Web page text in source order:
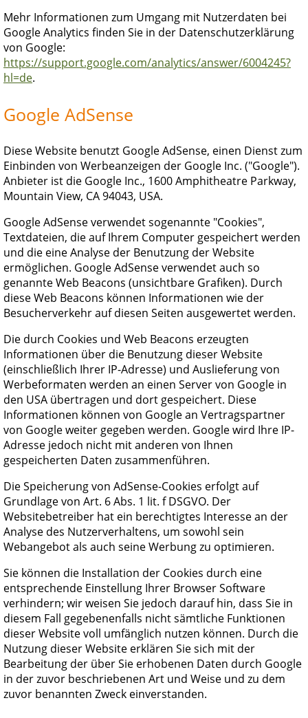
Mehr Informationen zum Umgang mit Nutzerdaten bei
Google Analytics finden Sie in der Datenschutzerklärung
von Google:
https://support.google.com/analytics/answer/6004245?
hl=de.
Google AdSense
Diese Website benutzt Google AdSense, einen Dienst zum
Einbinden von Werbeanzeigen der Google Inc. ("Google").
Anbieter ist die Google Inc., 1600 Amphitheatre Parkway,
Mountain View, CA 94043, USA.
Google AdSense verwendet sogenannte "Cookies",
Textdateien, die auf Ihrem Computer gespeichert werden
und die eine Analyse der Benutzung der Website
ermöglichen. Google AdSense verwendet auch so
genannte Web Beacons (unsichtbare Grafiken). Durch
diese Web Beacons können Informationen wie der
Besucherverkehr auf diesen Seiten ausgewertet werden.
Die durch Cookies und Web Beacons erzeugten
Informationen über die Benutzung dieser Website
(einschließlich Ihrer IP-Adresse) und Auslieferung von
Werbeformaten werden an einen Server von Google in
den USA übertragen und dort gespeichert. Diese
Informationen können von Google an Vertragspartner
von Google weiter gegeben werden. Google wird Ihre IP-
Adresse jedoch nicht mit anderen von Ihnen
gespeicherten Daten zusammenführen.
Die Speicherung von AdSense-Cookies erfolgt auf
Grundlage von Art. 6 Abs. 1 lit. f DSGVO. Der
Websitebetreiber hat ein berechtigtes Interesse an der
Analyse des Nutzerverhaltens, um sowohl sein
Webangebot als auch seine Werbung zu optimieren.
Sie können die Installation der Cookies durch eine
entsprechende Einstellung Ihrer Browser Software
verhindern; wir weisen Sie jedoch darauf hin, dass Sie in
diesem Fall gegebenenfalls nicht sämtliche Funktionen
dieser Website voll umfänglich nutzen können. Durch die
Nutzung dieser Website erklären Sie sich mit der
Bearbeitung der über Sie erhobenen Daten durch Google
in der zuvor beschriebenen Art und Weise und zu dem
zuvor benannten Zweck einverstanden.